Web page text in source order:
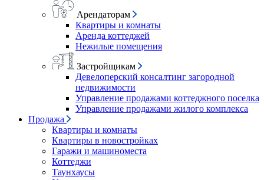
Арендаторам
Квартиры и комнаты
Аренда коттеджей
Нежилые помещения
Застройщикам
Девелоперский консалтинг загородной
недвижимости
Управление продажами коттеджного поселка
Управление продажами жилого комплекса
Продажа
Квартиры и комнаты
Квартиры в новостройках
Гаражи и машиноместа
Коттеджи
Таунхаусы